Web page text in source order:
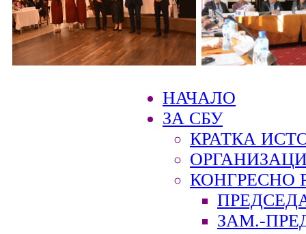
НАЧАЛО
ЗА СБУ
КРАТКА
КОНГРЕСНО
ЗАМ.-